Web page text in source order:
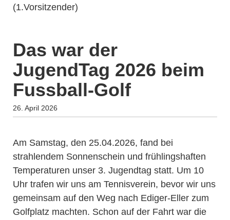
(1.Vorsitzender)
Das war der
JugendTag 2026 beim
Fussball-Golf
26. April 2026
Am Samstag, den 25.04.2026, fand bei
strahlendem Sonnenschein und frühlingshaften
Temperaturen unser 3. Jugendtag statt. Um 10
Uhr trafen wir uns am Tennisverein, bevor wir uns
gemeinsam auf den Weg nach Ediger-Eller zum
Golfplatz machten. Schon auf der Fahrt war die